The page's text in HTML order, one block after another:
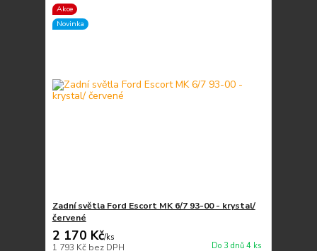
Akce
Novinka
Zadní světla Ford Escort MK 6/7 93-00 - krystal/
červené
2 170 Kč/ks
1 793 Kč bez DPH Do 3 dnů 4 ks